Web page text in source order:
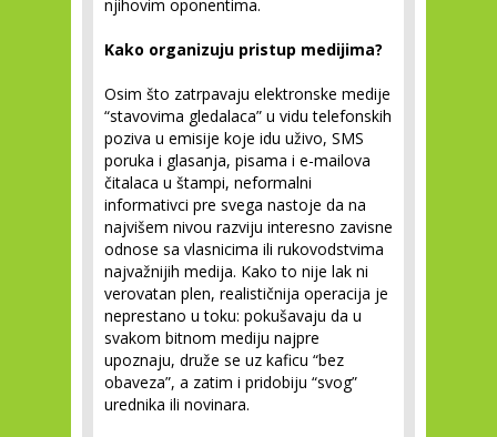
njihovim oponentima.
Kako organizuju pristup medijima?
Osim što zatrpavaju elektronske medije
“stavovima gledalaca” u vidu telefonskih
poziva u emisije koje idu uživo, SMS
poruka i glasanja, pisama i e-mailova
čitalaca u štampi, neformalni
informativci pre svega nastoje da na
najvišem nivou razviju interesno zavisne
odnose sa vlasnicima ili rukovodstvima
najvažnijih medija. Kako to nije lak ni
verovatan plen, realističnija operacija je
neprestano u toku: pokušavaju da u
svakom bitnom mediju najpre
upoznaju, druže se uz kaficu “bez
obaveza”, a zatim i pridobiju “svog”
urednika ili novinara.